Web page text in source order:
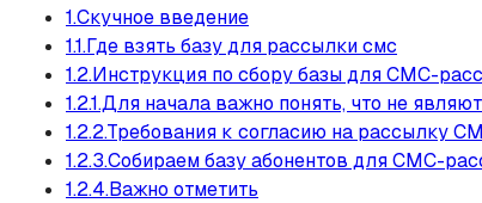
1.Скучное введение
1.1.Где взять базу для рассылки смс
1.2.Инструкция по сбору базы для СМС-
1.2.1.Для начала важно понять, что не
1.2.2.Требования к согласию на рассылку
1.2.3.Собираем базу абонентов для СМС-
1.2.4.Важно отметить